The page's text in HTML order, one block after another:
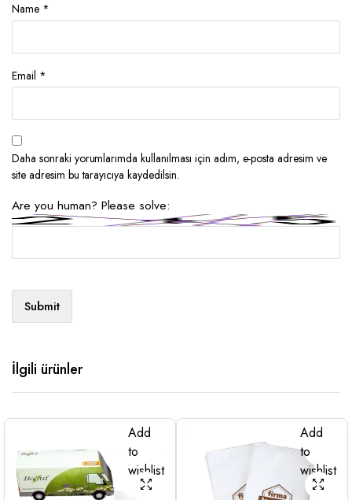
Name *
Email *
Daha sonraki yorumlarımda kullanılması için adım, e-posta adresim ve
site adresim bu tarayıcıya kaydedilsin.
Are you human? Please solve:
İlgili ürünler
Add
to
wishlist
Add
to
wishlist